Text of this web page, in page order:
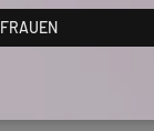
FRAUEN